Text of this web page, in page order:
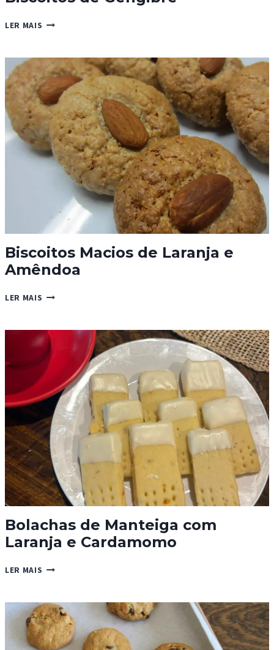
LER MAIS BISCOITOS
Biscoitos Macios de Laranja e
Amêndoa
LER MAIS BISCOITOS
LARANJA
E
AMÊNDOA
Bolachas de Manteiga com
Laranja e Cardamomo
LER MAIS BOLACHAS
COM
LARANJA
E
CARDAMOMO